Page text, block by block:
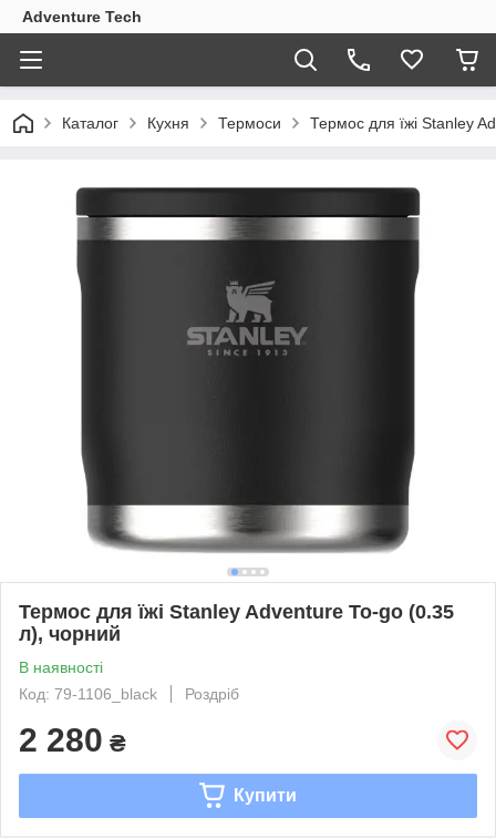
Adventure Tech
Каталог Кухня Термоси Термос для їжі Stanley
Термос для їжі Stanley Adventure To-go (0.35
л), чорний
В наявності
Код: 79-1106_black
Роздріб
2 280 ₴
Купити